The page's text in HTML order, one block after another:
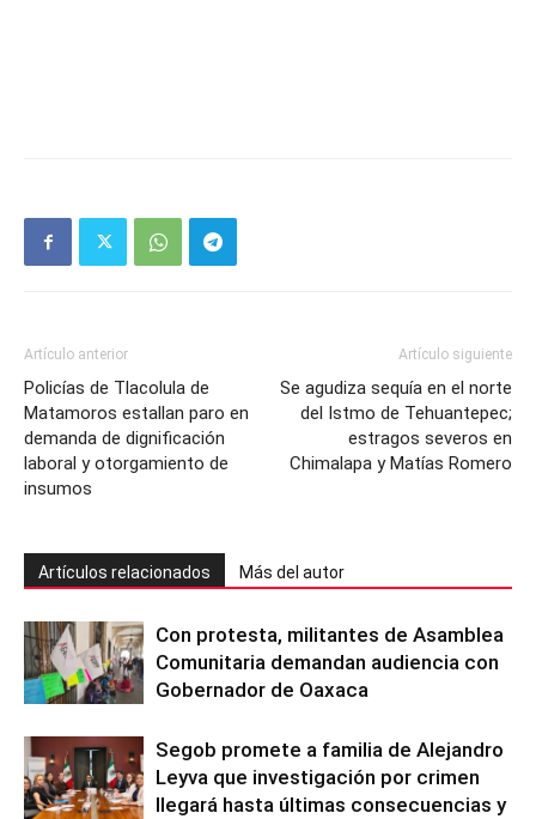
Artículo anterior
Policías de Tlacolula de
Matamoros estallan paro en
demanda de dignificación
laboral y otorgamiento de
insumos
Artículo siguiente
Se agudiza sequía en el norte
del Istmo de Tehuantepec;
estragos severos en
Chimalapa y Matías Romero
Artículos relacionados Más del autor
Con protesta, militantes de Asamblea
Comunitaria demandan audiencia con
Gobernador de Oaxaca
Segob promete a familia de Alejandro
Leyva que investigación por crimen
llegará hasta últimas consecuencias y